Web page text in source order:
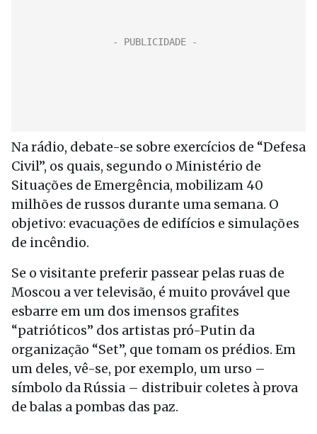
Na rádio, debate-se sobre exercícios de “Defesa
Civil”, os quais, segundo o Ministério de
Situações de Emergência, mobilizam 40
milhões de russos durante uma semana. O
objetivo: evacuações de edifícios e simulações
de incêndio.
Se o visitante preferir passear pelas ruas de
Moscou a ver televisão, é muito provável que
esbarre em um dos imensos grafites
“patrióticos” dos artistas pró-Putin da
organização “Set”, que tomam os prédios. Em
um deles, vê-se, por exemplo, um urso –
símbolo da Rússia – distribuir coletes à prova
de balas a pombas das paz.